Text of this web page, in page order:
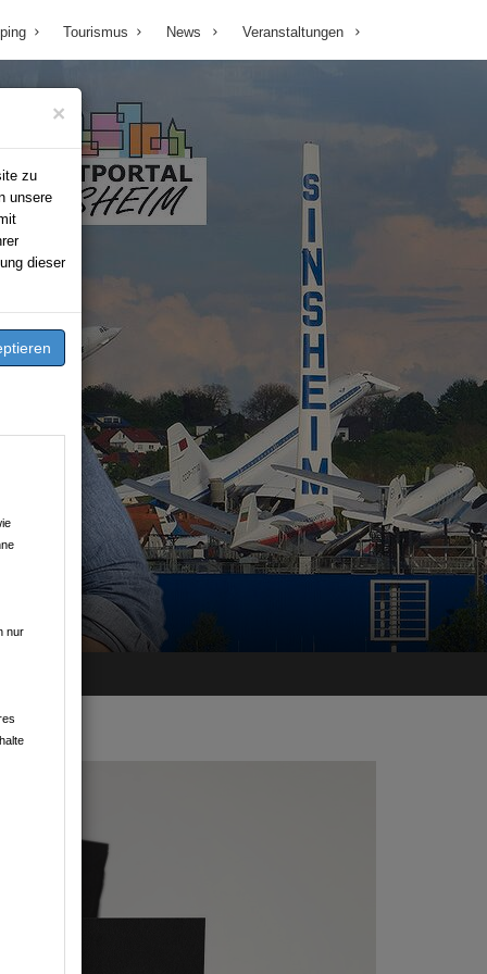
×
zu
unsere
dieser
nur
Tourismus News Veranstaltungen